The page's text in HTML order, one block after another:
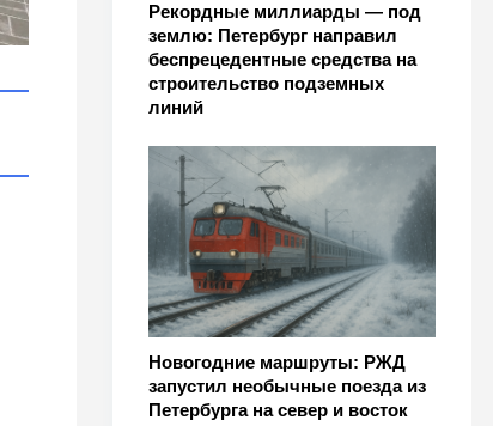
Рекордные миллиарды — под
землю: Петербург направил
беспрецедентные средства на
строительство подземных
линий
Новогодние маршруты: РЖД
запустил необычные поезда из
Петербурга на север и восток